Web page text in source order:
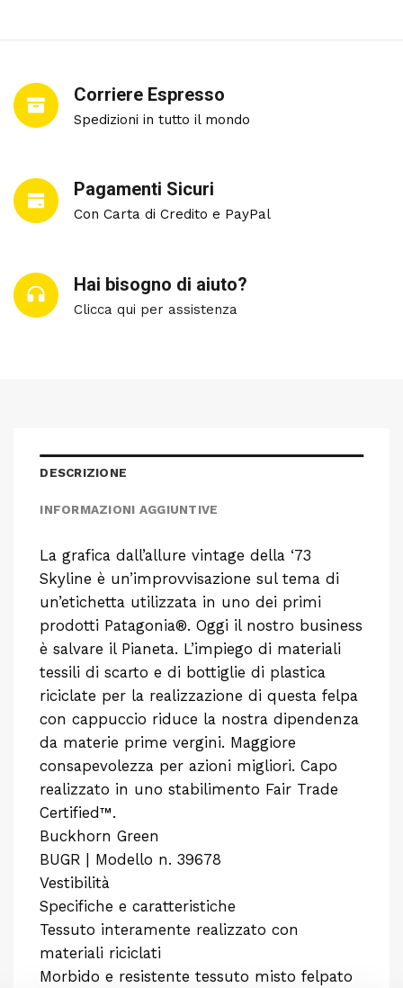
Corriere Espresso
Spedizioni in tutto il mondo
Pagamenti Sicuri
Con Carta di Credito e PayPal
Hai bisogno di aiuto?
Clicca qui per assistenza
DESCRIZIONE
INFORMAZIONI AGGIUNTIVE
La grafica dall’allure vintage della ‘73
Skyline è un’improvvisazione sul tema di
un’etichetta utilizzata in uno dei primi
prodotti Patagonia®. Oggi il nostro business
è salvare il Pianeta. L’impiego di materiali
tessili di scarto e di bottiglie di plastica
riciclate per la realizzazione di questa felpa
con cappuccio riduce la nostra dipendenza
da materie prime vergini. Maggiore
consapevolezza per azioni migliori. Capo
realizzato in uno stabilimento Fair Trade
Certified™.
Buckhorn Green
BUGR | Modello n. 39678
Vestibilità
Specifiche e caratteristiche
Tessuto interamente realizzato con
materiali riciclati
Morbido e resistente tessuto misto felpato